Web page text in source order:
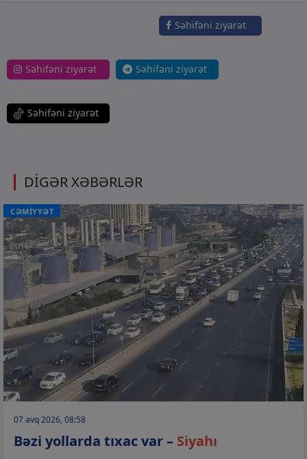
Səhifəni ziyarət
Səhifəni ziyarət
Səhifəni ziyarət
Səhifəni ziyarət
DİGƏR XƏBƏRLƏR
CƏMİYYƏT
07 avq 2026, 08:58
Bəzi yollarda tıxac var – Siyahı